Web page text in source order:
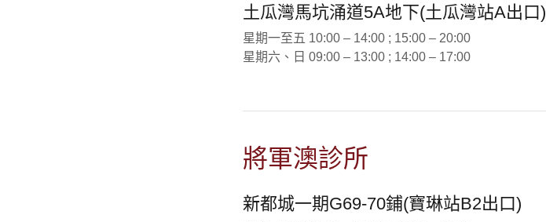
土瓜灣馬坑涌道5A地下(土瓜灣站A出口)
星期一至五 10:00 – 14:00 ; 15:00 – 20:00
星期六、日 09:00 – 13:00 ; 14:00 – 17:00
將軍澳診所
新都城一期G69-70鋪(寶琳站B2出口)